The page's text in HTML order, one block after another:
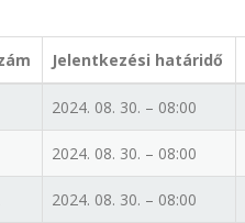
Jelentkezési határidő
2024. 08. 30. – 08:00
2024. 08. 30. – 08:00
2024. 08. 30. – 08:00